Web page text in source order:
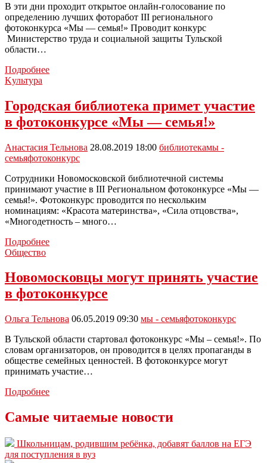
В эти дни проходит открытое онлайн-голосование по
определению лучших фоторабот III регионального
фотоконкурса «Мы — семья!» Проводит конкурс
Министерство труда и социальной защиты Тульской
области…
ПодробнееНовомосковцы
региональном
фотоконкурсе
«Мы
семья!»
Kультура
Городская библиотека примет участие
в фотоконкурсе «Мы — семья!»
Анастасия Тельнова 28.08.2019 18:00 библиотекамы -
семьяфотоконкурс
Сотрудники Новомосковской библиотечной системы
принимают участие в III Региональном фотоконкурсе «Мы —
семья!». Фотоконкурс проводится по нескольким
номинациям: «Красота материнства», «Сила отцовства»,
«Многодетность – много…
ПодробнееГородская
участие
в
фотоконкурсе
—
Общество
Новомосковцы могут принять участие
в фотоконкурсе
Ольга Тельнова 06.05.2019 09:30 мы - семьяфотоконкурс
В Тульской области стартовал фотоконкурс «Мы – семья!». По
словам организаторов, он проводится в целях пропаганды в
обществе семейных ценностей. В фотоконкурсе могут
принимать участие…
ПодробнееНовомосковцы
участие
фотоконкурсе
Самые читаемые новости
Школьницам, родившим ребёнка, добавят баллов на ЕГЭ
для поступления в вуз